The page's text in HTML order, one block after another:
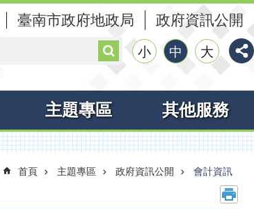
臺南市政府地政局 政府資訊公開
搜
尋 小 中 大
主題專區 其他服務
首頁 主題專區 政府資訊公開 會計資訊